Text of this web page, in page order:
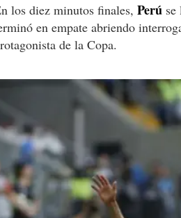
los diez minutos finales, Perú
en empate abriendo
de la Copa.